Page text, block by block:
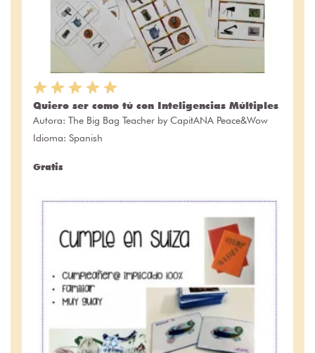
Quiero ser como tú con Inteligencias Múltiples
Autora: The Big Bag Teacher by CapitANA Peace&Wow
Idioma: Spanish
Gratis